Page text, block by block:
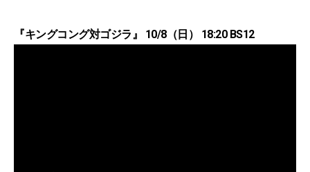
『キングコング対ゴジラ』 10/8（日） 18:20 BS12